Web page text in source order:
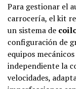
Para gestionar el
carrocería, el kit
un sistema de
configuración de
equipos
independiente la
velocidades,